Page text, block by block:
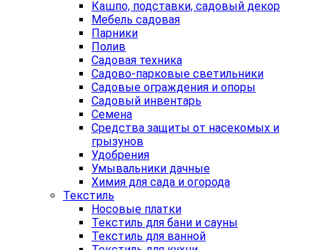
Кашпо, подставки, садовый декор
Мебель садовая
Парники
Полив
Садовая техника
Садово-парковые светильники
Садовые ограждения и опоры
Садовый инвентарь
Семена
Средства защиты от насекомых и
грызунов
Удобрения
Умывальники дачные
Химия для сада и огорода
Текстиль
Носовые платки
Текстиль для бани и сауны
Текстиль для ванной